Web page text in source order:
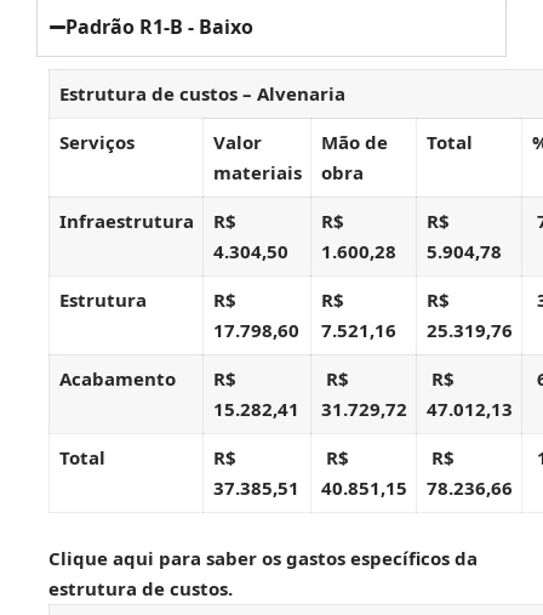
Padrão R1-B - Baixo
Estrutura de custos – Alvenaria
Serviços
Valor
materiais
Mão de
obra
Total
Infraestrutura
R$
4.304,50
R$
1.600,28
R$
5.904,78
Estrutura
R$
17.798,60
R$
7.521,16
R$
25.319,76
Acabamento
R$
15.282,41
R$
31.729,72
R$
47.012,13
Total
R$
37.385,51
R$
40.851,15
R$
78.236,66
Clique aqui para saber os gastos específicos da
estrutura de custos.